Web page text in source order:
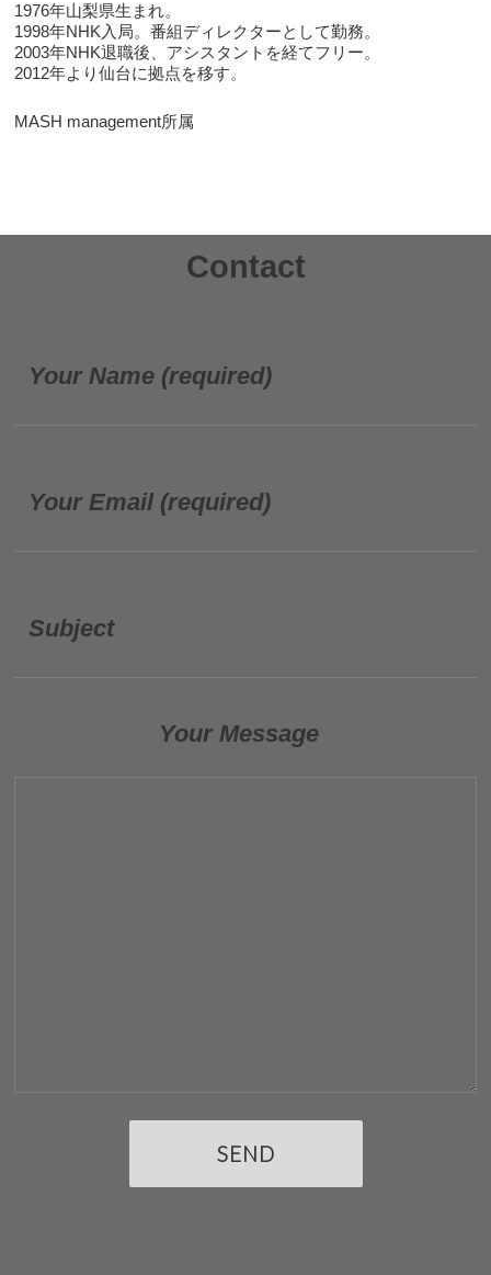
1976年山梨県生まれ。
1998年NHK入局。番組ディレクターとして勤務。
2003年NHK退職後、アシスタントを経てフリー。
2012年より仙台に拠点を移す。
MASH management所属
Contact
Your Name (required)
Your Email (required)
Subject
Your Message